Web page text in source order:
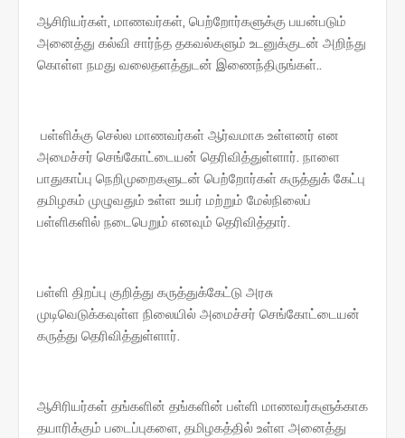
ஆசிரியர்கள், மாணவர்கள், பெற்றோர்களுக்கு பயன்படும்
அனைத்து கல்வி சார்ந்த தகவல்களும் உடனுக்குடன் அறிந்து
கொள்ள நமது வலைதளத்துடன் இணைந்திருங்கள்..
பள்ளிக்கு செல்ல மாணவர்கள் ஆர்வமாக உள்ளனர் என
அமைச்சர் செங்கோட்டையன் தெரிவித்துள்ளார். நாளை
பாதுகாப்பு நெறிமுறைகளுடன் பெற்றோர்கள் கருத்துக் கேட்பு
தமிழகம் முழுவதும் உள்ள உயர் மற்றும் மேல்நிலைப்
பள்ளிகளில் நடைபெறும் எனவும் தெரிவித்தார்.
பள்ளி திறப்பு குறித்து கருத்துக்கேட்டு அரசு
முடிவெடுக்கவுள்ள நிலையில் அமைச்சர் செங்கோட்டையன்
கருத்து தெரிவித்துள்ளார்.
ஆசிரியர்கள் தங்களின் தங்களின் பள்ளி மாணவர்களுக்காக
தயாரிக்கும் படைப்புகளை, தமிழகத்தில் உள்ள அனைத்து